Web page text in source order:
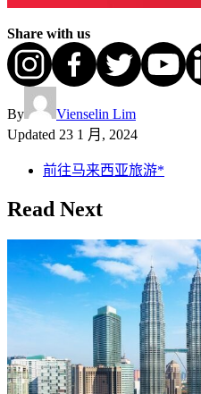
Share with us
By
Vienselin Lim
Updated 23 1 月, 2024
前往马来西亚旅游*
Read Next